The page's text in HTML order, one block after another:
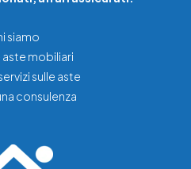
siamo
mobiliari
sulle aste
consulenza